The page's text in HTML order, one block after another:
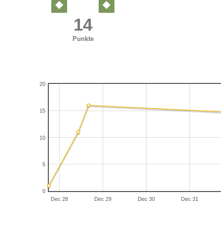
14
Punkte
Dec 28 Dec 29 Dec 30 Dec 31
0
5
10
15
20